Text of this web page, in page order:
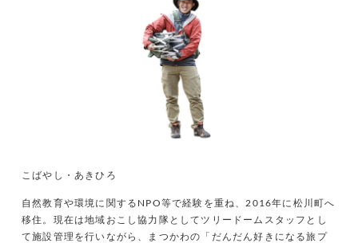
こばやし・あきひろ
自然教育や環境に関するNPO等で経験を重ね、2016年に松川町へ
移住。現在は地域おこし協力隊としてツリードームスタッフとし
て施設管理を行いながら、まつかわの「だんだん好きになる旅プ